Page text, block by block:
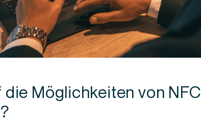
Möglichkeiten von NFC